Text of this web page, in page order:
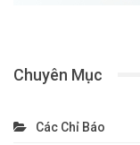
Chuyên Mục
Các Chỉ Báo